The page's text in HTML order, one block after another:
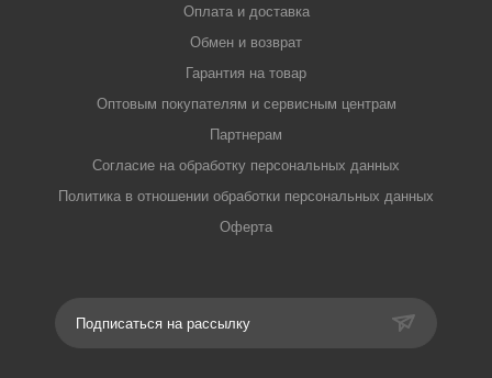
Оплата и доставка
Обмен и возврат
Гарантия на товар
Оптовым покупателям и сервисным центрам
Партнерам
Согласие на обработку персональных данных
Политика в отношении обработки персональных данных
Оферта
Подписаться на рассылку